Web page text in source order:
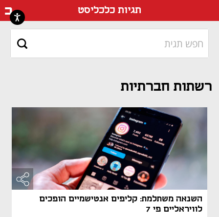
תגיות כלכליסט
רשתות חברתיות
השנאה משתלמת: קליפים אנטישמיים הופכים
לוויראליים פי 7